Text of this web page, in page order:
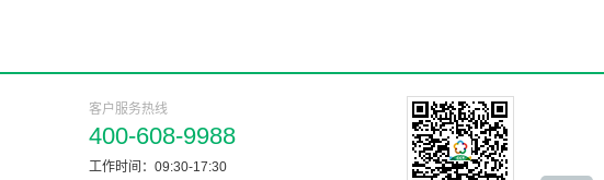
客户服务热线
400-608-9988
工作时间：09:30-17:30